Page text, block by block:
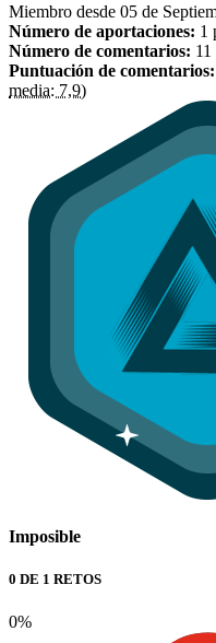
Miembro desde 05 de
Número de aportaciones: 1
Número de comentarios: 11
Puntuación de comentarios:
media: 7,9)
Imposible
0 DE 1 RETOS
0%